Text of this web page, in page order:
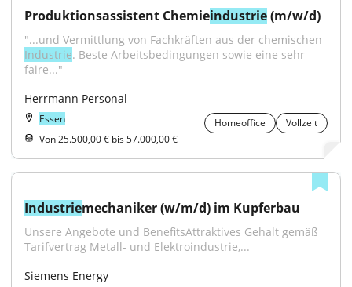
Produktionsassistent Chemieindustrie (m/w/d)
Industrie. Beste Arbeitsbedingungen sowie eine sehr
faire..."
Herrmann Personal
Essen Homeoffice
Vollzeit
Von 25.500,00 € bis 57.000,00 €
Industriemechaniker (w/m/d) im Kupferbau
Unsere Angebote und BenefitsAttraktives Gehalt gemäß
Tarifvertrag Metall- und Elektroindustrie,...
Siemens Energy